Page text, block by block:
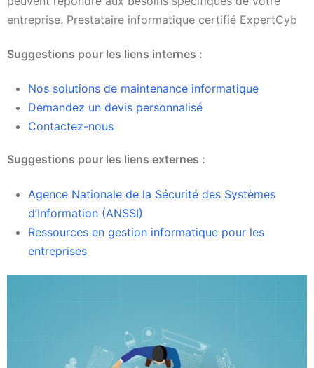
entreprise. Prestataire informatique certifié ExpertCyb
Suggestions pour les liens internes :
Nos solutions de maintenance informatique
Demandez un devis personnalisé
Contactez-nous
Suggestions pour les liens externes :
Agence Nationale de la Sécurité des Systèmes
d’Information (ANSSI)
Ressources en gestion informatique pour les
entreprises